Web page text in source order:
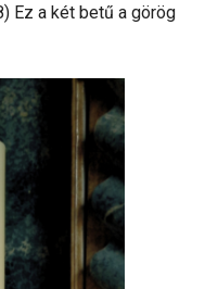
Ez a két betű a görög